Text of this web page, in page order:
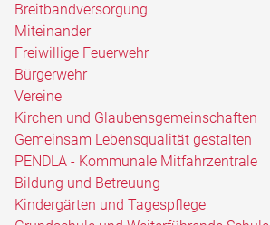
Breitbandversorgung
Miteinander
Freiwillige Feuerwehr
Bürgerwehr
Vereine
Kirchen und Glaubensgemeinschaften
Gemeinsam Lebensqualität gestalten
PENDLA - Kommunale Mitfahrzentrale
Bildung und Betreuung
Kindergärten und Tagespflege